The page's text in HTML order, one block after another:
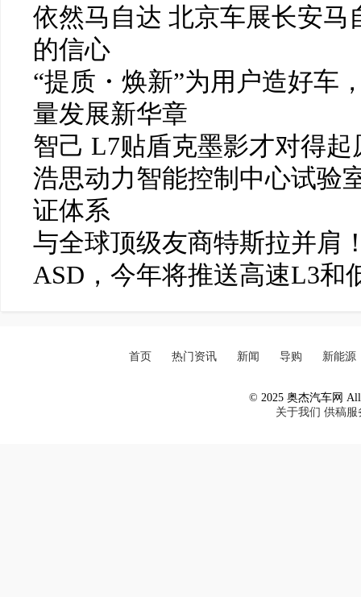
依然马自达 北京车展长安
的信心
“提质・焕新”为用户造好车
量发展新华章
智己 L7贴盾克墨影才对得起
浩思动力智能控制中心试验
证体系
与全球顶级友商特斯拉并肩
ASD，今年将推送高速L3和
首页 热门资讯 新闻 导购 新能源
© 2025 奥杰汽车网 All
关于我们 供稿服